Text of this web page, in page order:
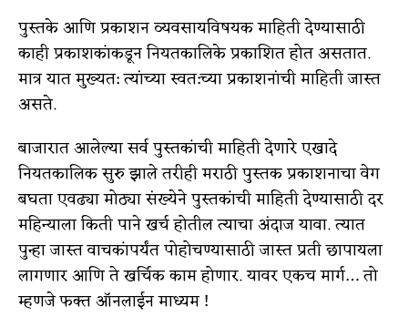
पुस्तके आणि प्रकाशन व्यवसायविषयक माहिती देण्यासाठी
काही प्रकाशकांकडून नियतकालिके प्रकाशित होत असतात.
मात्र यात मुख्यत: त्यांच्या स्वत:च्या प्रकाशनांची माहिती जास्त
असते.
बाजारात आलेल्या सर्व पुस्तकांची माहिती देणारे एखादे
नियतकालिक सुरु झाले तरीही मराठी पुस्तक प्रकाशनाचा वेग
बघता एवढ्या मोठ्या संख्येने पुस्तकांची माहिती देण्यासाठी दर
महिन्याला किती पाने खर्च होतील त्याचा अंदाज यावा. त्यात
पुन्हा जास्त वाचकांपर्यंत पोहोचण्यासाठी जास्त प्रती छापायला
लागणार आणि ते खर्चिक काम होणार. यावर एकच मार्ग… तो
म्हणजे फक्त ऑनलाईन माध्यम !